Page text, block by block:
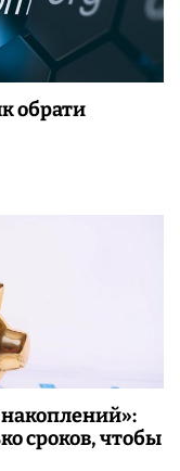
обрати
сроков, чтобы